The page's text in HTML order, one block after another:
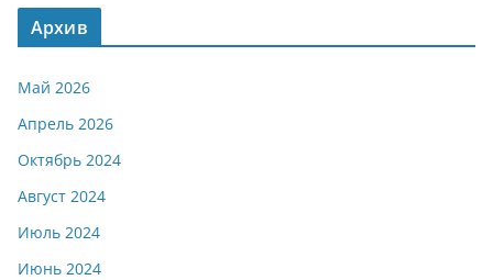
Архив
Май 2026
Апрель 2026
Октябрь 2024
Август 2024
Июль 2024
Июнь 2024